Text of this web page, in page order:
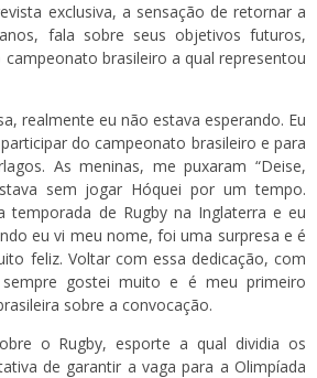
exclusiva, a sensação de retornar a
fala sobre seus objetivos futuros,
brasileiro a qual representou
realmente eu não estava esperando. Eu
do campeonato brasileiro e para
As meninas, me puxaram “Deise,
sem jogar Hóquei por um tempo.
temporada de Rugby na Inglaterra e eu
eu vi meu nome, foi uma surpresa e é
feliz. Voltar com essa dedicação, com
gostei muito e é meu primeiro
sobre a convocação.
o Rugby, esporte a qual dividia os
de garantir a vaga para a Olimpíada